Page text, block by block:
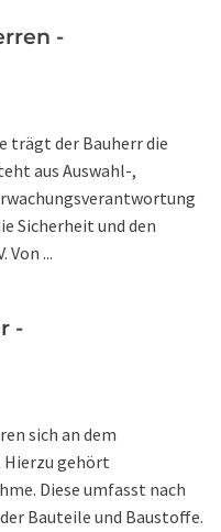
-
trägt der Bauherr die
aus Auswahl-,
Sicherheit und den
Von ...
-
sich an dem
Hierzu gehört
Diese umfasst nach
Bauteile und Baustoffe.